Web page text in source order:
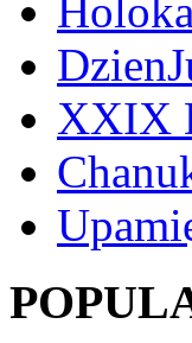
XXIX